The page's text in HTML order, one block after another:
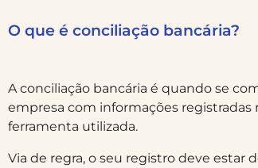
O que é conciliação bancária?
A conciliação bancária é quando se
empresa com informações
ferramenta utilizada.
Via de regra, o seu registro deve estar